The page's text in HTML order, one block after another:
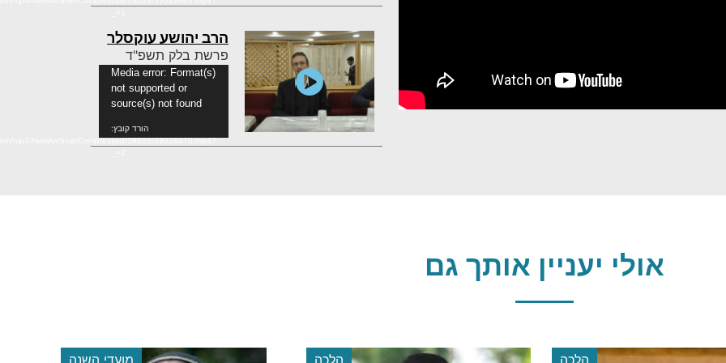
הרב יהושע עוקסלר
פרשת בלק תשפ"ד
Media error: Format(s)
not supported or
source(s) not found
הורד קובץ:
mp4/NewArchive/Compressed/39028/39028470.mp4?
אולי יעניין אותך גם
הלכה הלכה מועדי השנה